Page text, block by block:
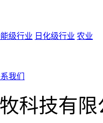
级行业 日化级行业 农业
我们
科技有限